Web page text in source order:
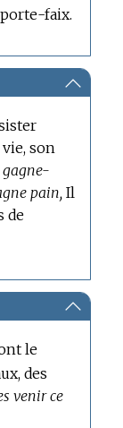
faix.
son
gagne-
pain, Il
de
le
des
venir ce